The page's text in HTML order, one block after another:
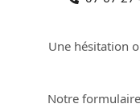
Une hésitation
Notre